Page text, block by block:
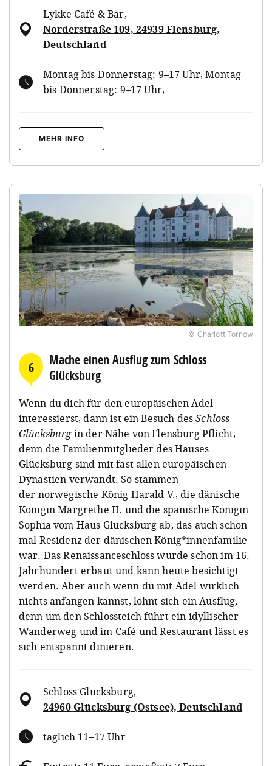
Lykke Café & Bar,
Norderstraße 109, 24939 Flensburg,
Deutschland
Montag bis Donnerstag: 9–17 Uhr, Montag
bis Donnerstag: 9–17 Uhr,
MEHR INFO
© Charlott Tornow
6
Mache einen Ausflug zum Schloss
Glücksburg
Wenn du dich für den europäischen Adel
interessierst, dann ist ein Besuch desSchloss
Glücksburgin der Nähe von Flensburg Pflicht,
denn die Familienmitglieder des Hauses
Glücksburg sind mit fast allen europäischen
Dynastien verwandt. So stammen
der norwegische König Harald V., die dänische
KöniginMargrethe II. und die spanische Königin
Sophia vom Haus Glücksburg ab, das auch schon
mal Residenz der dänischen König*innenfamilie
war. Das Renaissanceschloss wurde schon im 16.
Jahrhundert erbaut und kann heute besichtigt
werden. Aber auch wenn du mit Adel wirklich
nichts anfangen kannst, lohnt sich ein Ausflug,
denn um den Schlossteich führt ein idyllischer
Wanderweg und im Café und Restaurant lässt es
sich entspannt dinieren.
Schloss Glücksburg,
24960 Glücksburg (Ostsee), Deutschland
täglich 11–17 Uhr